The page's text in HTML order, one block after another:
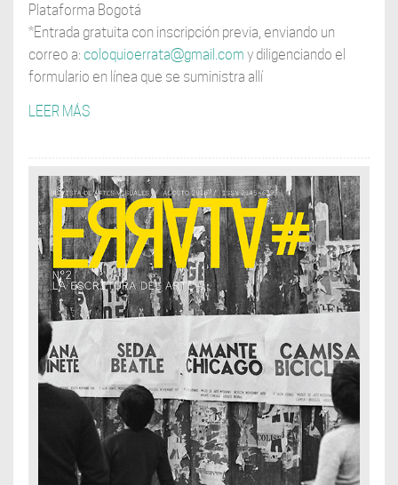
Plataforma Bogotá
*Entrada gratuita con inscripción previa, enviando un
correo a: coloquioerrata@gmail.com y diligenciando el
formulario en línea que se suministra allí
LEER MÁS